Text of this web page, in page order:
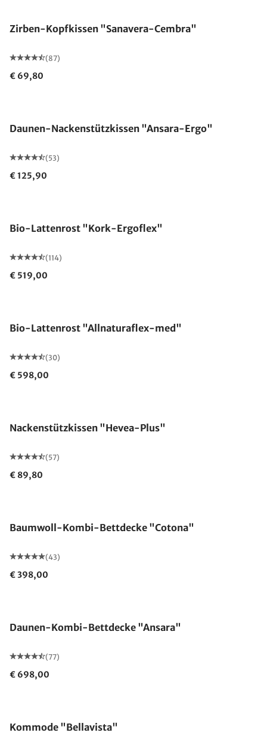
Zirben-Kopfkissen "Sanavera-Cembra"
(87)
€ 69,80
Daunen-Nackenstützkissen "Ansara-Ergo"
(53)
€ 125,90
Bio-Lattenrost "Kork-Ergoflex"
(114)
€ 519,00
Bio-Lattenrost "Allnaturaflex-med"
(30)
€ 598,00
Nackenstützkissen "Hevea-Plus"
(57)
€ 89,80
Baumwoll-Kombi-Bettdecke "Cotona"
(43)
€ 398,00
Daunen-Kombi-Bettdecke "Ansara"
(77)
€ 698,00
Kommode "Bellavista"